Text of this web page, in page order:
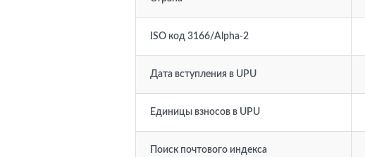
ISO код 3166/Alpha-2
Дата вступления в UPU
Единицы взносов в UPU
Поиск почтового индекса